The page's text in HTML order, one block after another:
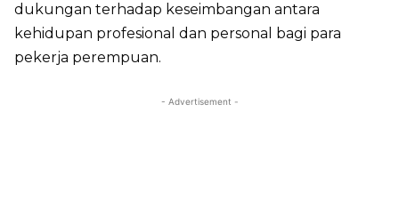
dukungan terhadap keseimbangan antara
kehidupan profesional dan personal bagi para
pekerja perempuan.
- Advertisement -